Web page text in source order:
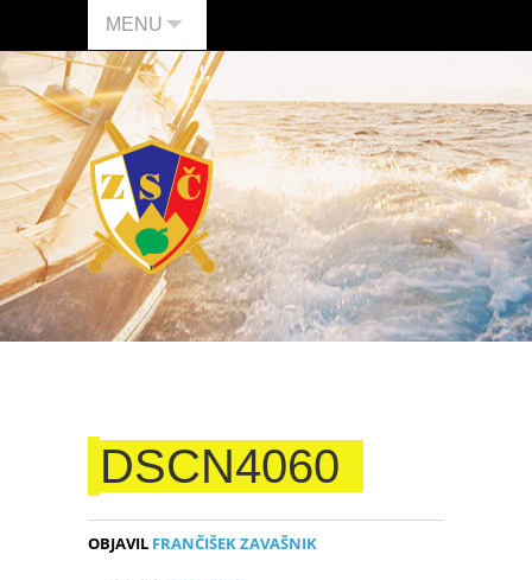
MENU
DSCN4060
OBJAVIL FRANČIŠEK ZAVAŠNIK